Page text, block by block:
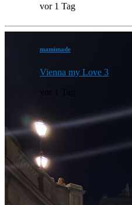
vor 1 Tag
mamimade
Vienna my Love 3
vor 1 Tag